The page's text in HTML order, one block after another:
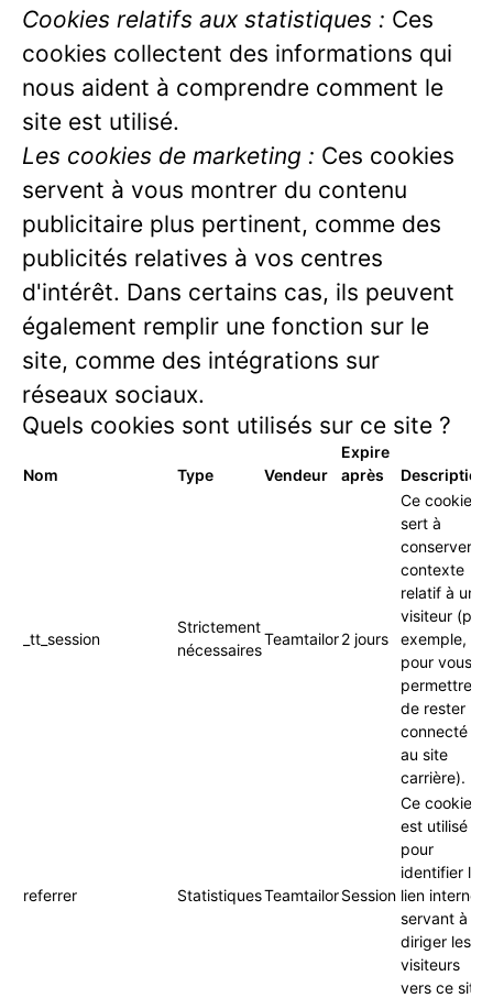
Cookies relatifs aux statistiques : Ces
cookies collectent des informations qui
nous aident à comprendre comment le
site est utilisé.
Les cookies de marketing : Ces cookies
servent à vous montrer du contenu
publicitaire plus pertinent, comme des
publicités relatives à vos centres
d'intérêt. Dans certains cas, ils peuvent
également remplir une fonction sur le
site, comme des intégrations sur
réseaux sociaux.
Quels cookies sont utilisés sur ce site ?
Nom Type Vendeur
Expire
après
Description
_tt_session
Strictement
nécessaires
Teamtailor2 jours
Ce cookie
sert à
conserver le
contexte
relatif à un
visiteur (par
exemple,
pour vous
permettre
de rester
connecté
au site
carrière).
referrer StatistiquesTeamtailorSession
Ce cookie
est utilisé
pour
identifier le
lien internet
servant à
diriger les
visiteurs
vers ce site.